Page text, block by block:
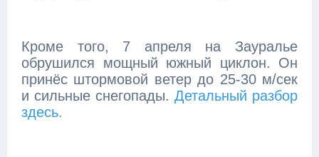
Кроме того, 7 апреля на Зауралье
обрушился мощный южный циклон. Он
принёс штормовой ветер до 25-30 м/сек
и сильные снегопады. Детальный разбор
здесь.